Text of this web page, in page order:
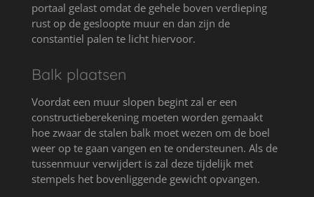
portaal gelast omdat de gehele boven verdieping
rust op de gesloopte muur en dan zijn de
constantiel palen te licht hiervoor.
Balk plaatsen
Voordat een muur slopen begint zal er een
constructieberekening moeten worden gemaakt
hoe zwaar de stalen balk moet wezen om de boel
weer op te gaan vangen en te ondersteunen. Als de
tussenmuur verwijdert is zal deze tijdelijk met
stempels het bovenliggende gewicht opvangen.